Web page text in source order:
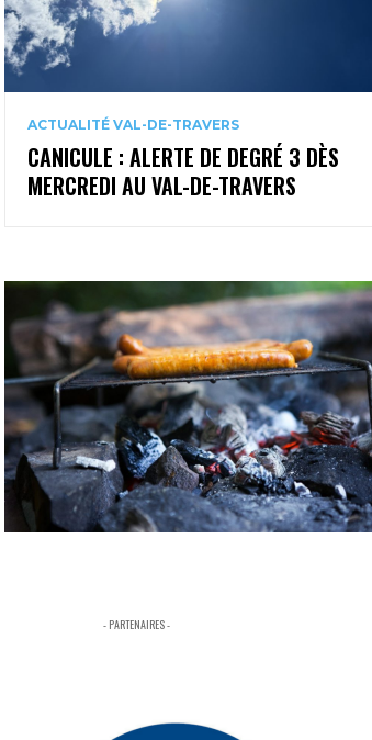
ACTUALITÉ VAL-DE-TRAVERS
CANICULE : ALERTE DE DEGRÉ 3 DÈS
MERCREDI AU VAL-DE-TRAVERS
- PARTENAIRES -